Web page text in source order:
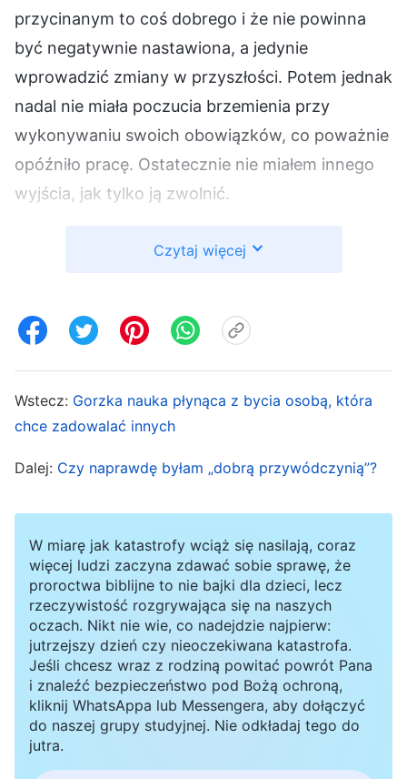
przycinanym to coś dobrego i że nie powinna
być negatywnie nastawiona, a jedynie
wprowadzić zmiany w przyszłości. Potem jednak
nadal nie miała poczucia brzemienia przy
wykonywaniu swoich obowiązków, co poważnie
opóźniło pracę. Ostatecznie nie miałem innego
wyjścia, jak tylko ją zwolnić.
Gdy to się stało, przełożony zapytał mnie:
W ten sposób mogłaby szybciej zawrócić ze złej
skruchy, mógłbyś zwolnić ją wcześniej. Jej ciągłe
niedbałe podejście opóźniło tak wiele pracy!”. Po
zastanawiać: „Od dawna zauważałem problemy
przypominałem, ale nigdy nie analizowałem
natury jej problemów, poruszając je jedynie
powierzchownie i nie zajmując się nimi we
właściwy sposób. Wcześniej zachowywałem się
podobnie. Dlaczego nie potrafię wskazać i
obnażyć dostrzeżonych przeze mnie problemów
innych ludzi, zawsze obawiając się, że jeśli będę
zbyt surowy, to wyrobią sobie oni złe zdanie na
mój temat? W czym dokładnie tkwi problem?”.
Czytaj więcej
Wstecz: Gorzka nauka płynąca z bycia osobą, która
chce zadowalać innych
Dalej: Czy naprawdę byłam „dobrą przywódczynią”?
W miarę jak katastrofy wciąż się nasilają, coraz
więcej ludzi zaczyna zdawać sobie sprawę, że
proroctwa biblijne to nie bajki dla dzieci, lecz
rzeczywistość rozgrywająca się na naszych
oczach. Nikt nie wie, co nadejdzie najpierw:
jutrzejszy dzień czy nieoczekiwana katastrofa.
Jeśli chcesz wraz z rodziną powitać powrót Pana
i znaleźć bezpieczeństwo pod Bożą ochroną,
kliknij WhatsAppa lub Messengera, aby dołączyć
do naszej grupy studyjnej. Nie odkładaj tego do
jutra.